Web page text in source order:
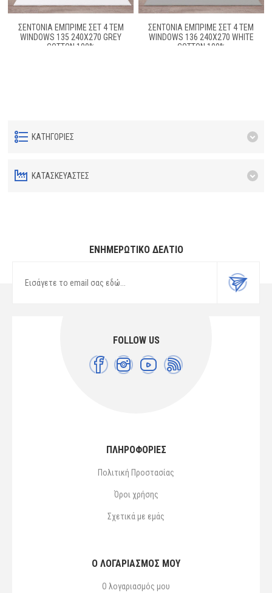
ΣΕΝΤΟΝΙΑ ΕΜΠΡΙΜΕ ΣΕΤ 4 ΤΕΜ
WINDOWS 135 240X270 GREY
COTTON 100%
ΣΕΝΤΟΝΙΑ ΕΜΠΡΙΜΕ ΣΕΤ 4 ΤΕΜ
WINDOWS 136 240X270 WHITE
COTTON 100%
ΚΑΤΗΓΟΡΊΕΣ
ΚΑΤΑΣΚΕΥΑΣΤΈΣ
ΕΝΗΜΕΡΩΤΙΚΌ ΔΕΛΤΊΟ
FOLLOW US
ΠΛΗΡΟΦΟΡΙΕΣ
Πολιτική Προστασίας
Όροι χρήσης
Σχετικά με εμάς
Ο ΛΟΓΑΡΙΑΣΜΌΣ ΜΟΥ
Ο λογαριασμός μου